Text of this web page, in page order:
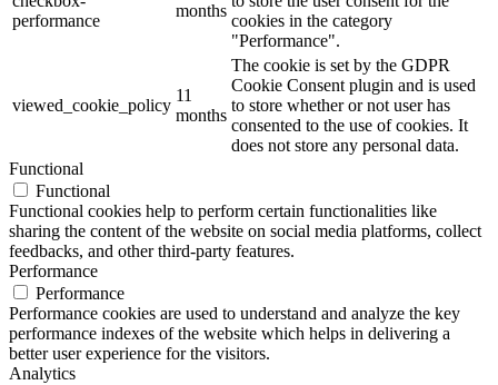
performance
months
cookies in the category
"Performance".
viewed_cookie_policy
11
months
The cookie is set by the GDPR
Cookie Consent plugin and is used
to store whether or not user has
consented to the use of cookies. It
does not store any personal data.
Functional
Functional
Functional cookies help to perform certain functionalities like
sharing the content of the website on social media platforms, collect
feedbacks, and other third-party features.
Performance
Performance
Performance cookies are used to understand and analyze the key
performance indexes of the website which helps in delivering a
better user experience for the visitors.
Analytics